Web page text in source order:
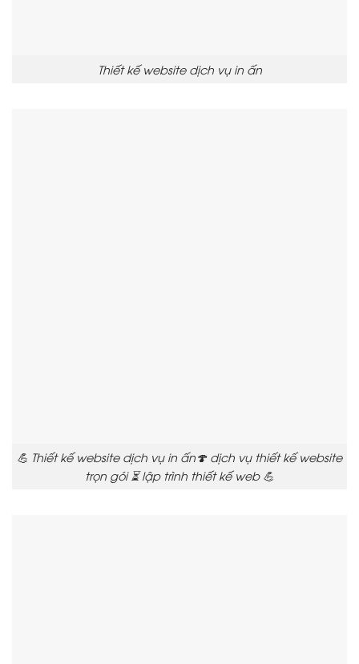
Thiết kế website dịch vụ in ấn
💪 Thiết kế website dịch vụ in ấn🍄 dịch vụ thiết kế website
trọn gói ⏳ lập trình thiết kế web 💪